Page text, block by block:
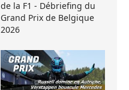
de la F1 - Débriefing du
Grand Prix de Belgique
2026